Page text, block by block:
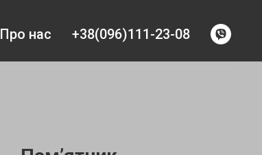
Про нас +38(096)111-23-08